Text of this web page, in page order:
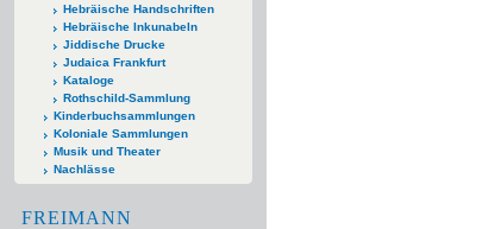
Hebräische Handschriften
Hebräische Inkunabeln
Jiddische Drucke
Judaica Frankfurt
Kataloge
Rothschild-Sammlung
Kinderbuchsammlungen
Koloniale Sammlungen
Musik und Theater
Nachlässe
FREIMANN